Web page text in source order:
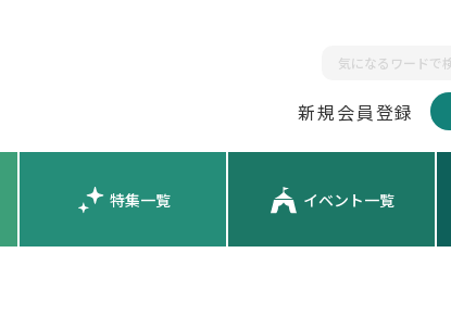
新規会員登録
特集一覧 イベント一覧